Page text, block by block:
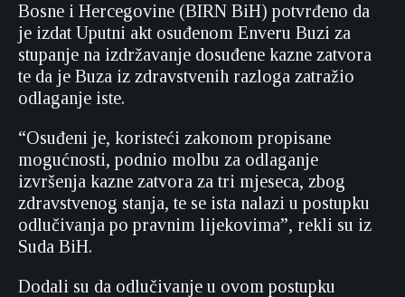
Bosne i Hercegovine (BIRN BiH) potvrđeno da
je izdat Uputni akt osuđenom Enveru Buzi za
stupanje na izdržavanje dosuđene kazne zatvora
te da je Buza iz zdravstvenih razloga zatražio
odlaganje iste.
“Osuđeni je, koristeći zakonom propisane
mogućnosti, podnio molbu za odlaganje
izvršenja kazne zatvora za tri mjeseca, zbog
zdravstvenog stanja, te se ista nalazi u postupku
odlučivanja po pravnim lijekovima”, rekli su iz
Suda BiH.
Dodali su da odlučivanje u ovom postupku